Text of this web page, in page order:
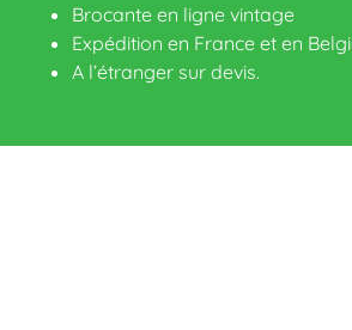
Brocante en ligne vintage
Expédition en France et en
A l’étranger sur devis.